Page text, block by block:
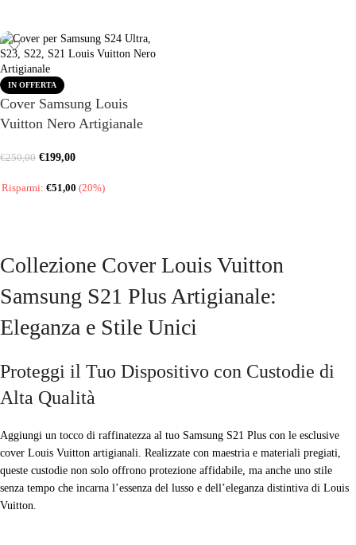
IN OFFERTA
Cover Samsung Louis
Vuitton Nero Artigianale
€250,00 €199,00
Risparmi: €51,00 (20%)
Collezione Cover Louis Vuitton
Samsung S21 Plus Artigianale:
Eleganza e Stile Unici
Proteggi il Tuo Dispositivo con Custodie di
Alta Qualità
Aggiungi un tocco di raffinatezza al tuo Samsung S21 Plus con le esclusive
cover Louis Vuitton artigianali. Realizzate con maestria e materiali pregiati,
queste custodie non solo offrono protezione affidabile, ma anche uno stile
senza tempo che incarna l’essenza del lusso e dell’eleganza distintiva di Louis
Vuitton.